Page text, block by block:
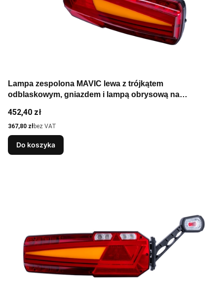
Lampa zespolona MAVIC lewa z trójkątem
odblaskowym, gniazdem i lampą obrysową na
Cena
452,40 zł
Cena
367,80 złbez VAT
Do koszyka